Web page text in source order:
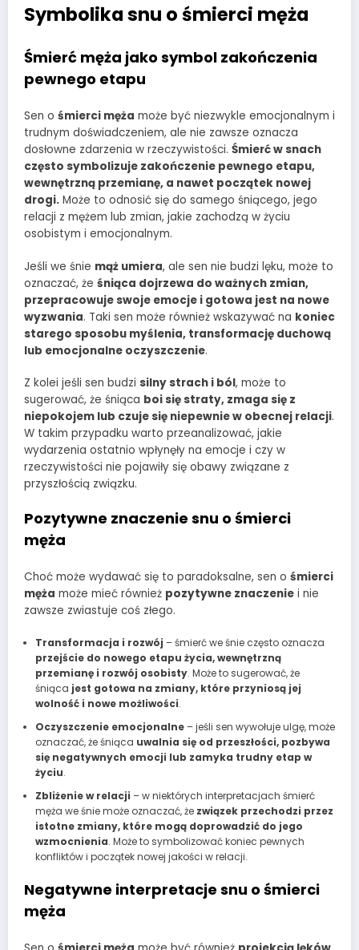
Symbolika snu o śmierci męża
Śmierć męża jako symbol zakończenia
pewnego etapu
Sen o śmierci męża może być niezwykle emocjonalnym i
trudnym doświadczeniem, ale nie zawsze oznacza
dosłowne zdarzenia w rzeczywistości. Śmierć w snach
często symbolizuje zakończenie pewnego etapu,
wewnętrzną przemianę, a nawet początek nowej
drogi. Może to odnosić się do samego śniącego, jego
relacji z mężem lub zmian, jakie zachodzą w życiu
osobistym i emocjonalnym.
Jeśli we śnie mąż umiera, ale sen nie budzi lęku, może to
oznaczać, że śniąca dojrzewa do ważnych zmian,
przepracowuje swoje emocje i gotowa jest na nowe
wyzwania. Taki sen może również wskazywać na koniec
starego sposobu myślenia, transformację duchową
lub emocjonalne oczyszczenie.
Z kolei jeśli sen budzi silny strach i ból, może to
sugerować, że śniąca boi się straty, zmaga się z
niepokojem lub czuje się niepewnie w obecnej relacji.
W takim przypadku warto przeanalizować, jakie
wydarzenia ostatnio wpłynęły na emocje i czy w
rzeczywistości nie pojawiły się obawy związane z
przyszłością związku.
Pozytywne znaczenie snu o śmierci
męża
Choć może wydawać się to paradoksalne, sen o śmierci
męża może mieć również pozytywne znaczenie i nie
zawsze zwiastuje coś złego.
Transformacja i rozwój – śmierć we śnie często oznacza
przejście do nowego etapu życia, wewnętrzną
przemianę i rozwój osobisty. Może to sugerować, że
śniąca jest gotowa na zmiany, które przyniosą jej
wolność i nowe możliwości.
Oczyszczenie emocjonalne– jeśli sen wywołuje ulgę, może
oznaczać, że śniąca uwalnia się od przeszłości, pozbywa
się negatywnych emocji lub zamyka trudny etap w
życiu.
Zbliżenie w relacji – w niektórych interpretacjach śmierć
męża we śnie może oznaczać, że związek przechodzi przez
istotne zmiany, które mogą doprowadzić do jego
wzmocnienia. Może to symbolizować koniec pewnych
konfliktów i początek nowej jakości w relacji.
Negatywne interpretacje snu o śmierci
męża